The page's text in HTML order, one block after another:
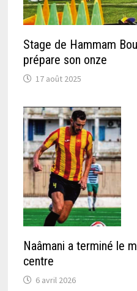
Stage de Hammam
prépare son onze
17 août 2025
Naâmani a terminé le
centre
6 avril 2026